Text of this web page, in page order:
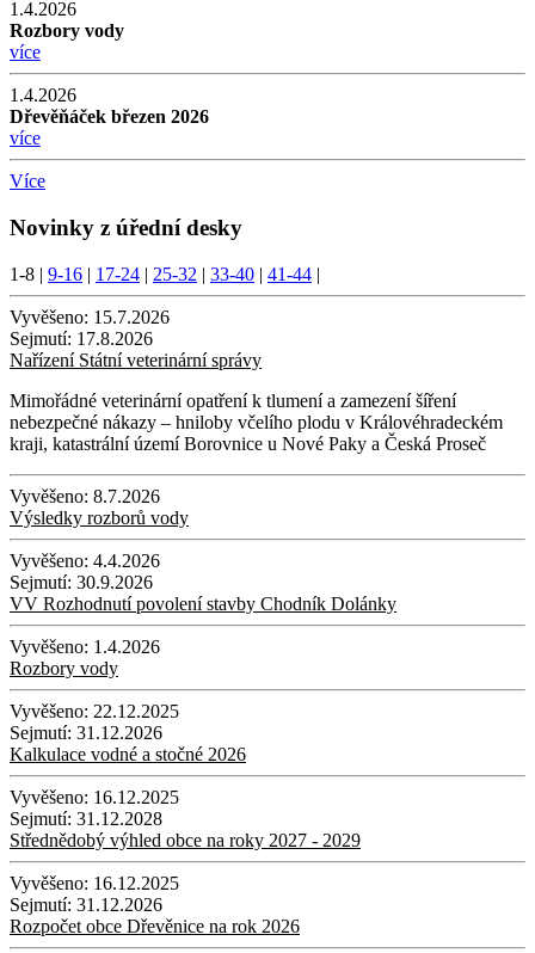
1.4.2026
Rozbory vody
více
1.4.2026
Dřevěňáček březen 2026
více
Více
Novinky z úřední desky
1-8 | 9-16 | 17-24 | 25-32 | 33-40 | 41-44 |
Vyvěšeno: 15.7.2026
Sejmutí: 17.8.2026
Nařízení Státní veterinární správy
Mimořádné veterinární opatření k tlumení a zamezení šíření
nebezpečné nákazy – hniloby včelího plodu v Královéhradeckém
kraji, katastrální území Borovnice u Nové Paky a Česká Proseč
Vyvěšeno: 8.7.2026
Výsledky rozborů vody
Vyvěšeno: 4.4.2026
Sejmutí: 30.9.2026
VV Rozhodnutí povolení stavby Chodník Dolánky
Vyvěšeno: 1.4.2026
Rozbory vody
Vyvěšeno: 22.12.2025
Sejmutí: 31.12.2026
Kalkulace vodné a stočné 2026
Vyvěšeno: 16.12.2025
Sejmutí: 31.12.2028
Střednědobý výhled obce na roky 2027 - 2029
Vyvěšeno: 16.12.2025
Sejmutí: 31.12.2026
Rozpočet obce Dřevěnice na rok 2026